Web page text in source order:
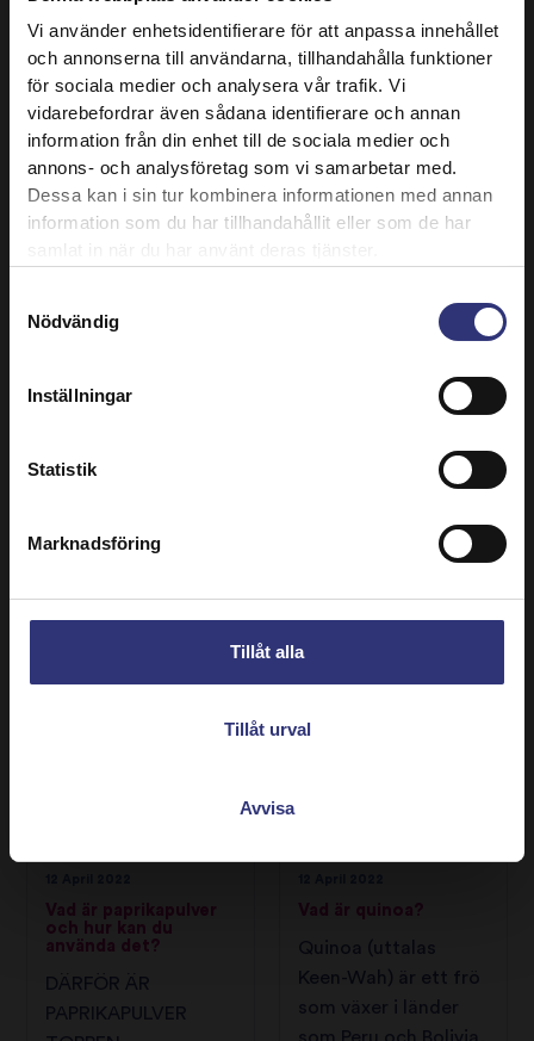
Vi använder enhetsidentifierare för att anpassa innehållet
och annonserna till användarna, tillhandahålla funktioner
för sociala medier och analysera vår trafik. Vi
vidarebefordrar även sådana identifierare och annan
information från din enhet till de sociala medier och
annons- och analysföretag som vi samarbetar med.
Dessa kan i sin tur kombinera informationen med annan
information som du har tillhandahållit eller som de har
samlat in när du har använt deras tjänster.
Nödvändig
Inställningar
Statistik
Marknadsföring
Tillåt alla
Tillåt urval
Avvisa
den lilla kryddan med den fullstora smaken.
Populärt
INGREDIENSGUIDE INGREDIENSGUIDE
Vad är senapsfrön
Senapsfrön säljs ofta
INGREDIENSGUIDE
Vad är paprikapulver
och hur kan du
använda det?
DÄRFÖR ÄR
PAPRIKAPULVER
INGREDIENSGUIDE
Vad är quinoa?
Quinoa (uttalas
Keen-Wah) är ett frö
som växer i länder